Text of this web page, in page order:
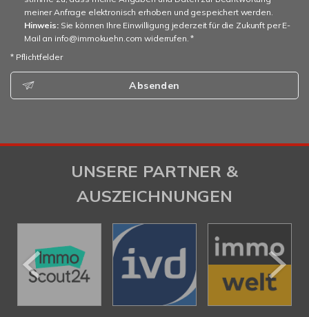
meiner Anfrage elektronisch erhoben und gespeichert werden.
Hinweis:Sie können Ihre Einwilligung jederzeit für die Zukunft per E-
Mail an info@immokuehn.com widerrufen. *
* Pflichtfelder
Absenden
UNSERE PARTNER &
AUSZEICHNUNGEN